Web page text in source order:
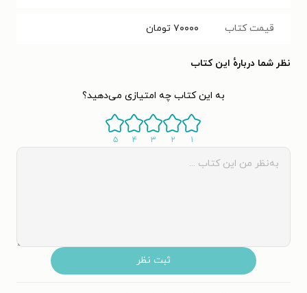
قیمت کتاب ۷۰۰۰۰ تومان
نظر شما دربارهٔ این کتاب
به این کتاب چه امتیازی می‌دهید؟
۱ ۲ ۳ ۴ ۵
ثبت نظر